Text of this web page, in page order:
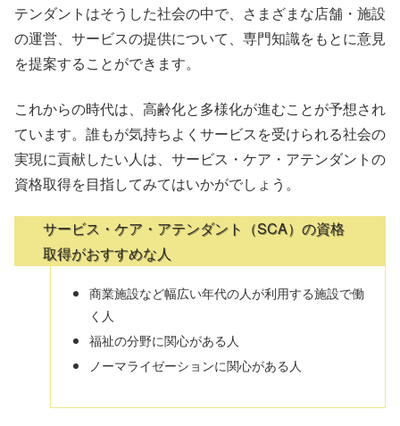
テンダントはそうした社会の中で、さまざまな店舗・施設
の運営、サービスの提供について、専門知識をもとに意見
を提案することができます。
これからの時代は、高齢化と多様化が進むことが予想され
ています。誰もが気持ちよくサービスを受けられる社会の
実現に貢献したい人は、サービス・ケア・アテンダントの
資格取得を目指してみてはいかがでしょう。
サービス・ケア・アテンダント（SCA）の資格
取得がおすすめな人
商業施設など幅広い年代の人が利用する施設で働
く人
福祉の分野に関心がある人
ノーマライゼーションに関心がある人